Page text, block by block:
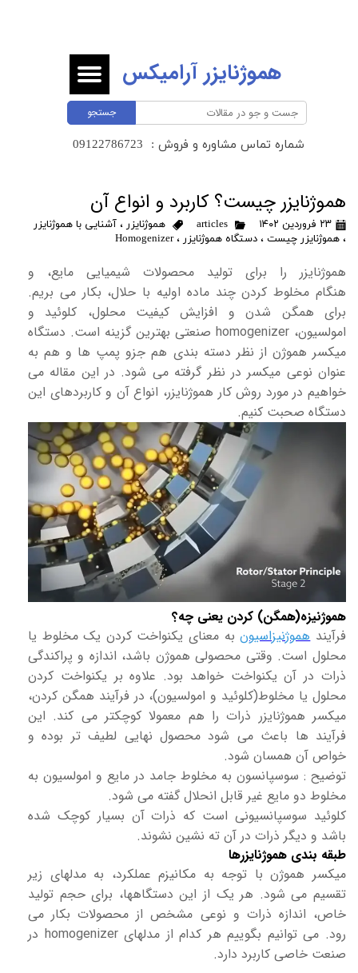
جستجو
هموژنایزر آرامیکس
شماره تماس مشاوره و فروش :
هموژنایزر چیست؟ کاربرد و انواع آن
۲۳ فروردین ۱۴۰۲ articles هموژنایزر ، آشنایی با هموژنایزر
، هموژنایزر چیست ، دستگاه هموژنایزر ،Homogenizer
هموژنایزر را برای تولید محصولات شیمیایی مایع، و
هنگام مخلوط کردن چند ماده اولیه با حلال، بکار می بریم.
برای همگن شدن و افزایش کیفیت محلول، کلوئید و
امولسیون، homogenizer صنعتی بهترین گزینه است. دستگاه
میکسر هموژن از نظر دسته بندی هم جزو پمپ ها و هم به
عنوان نوعی میکسر در نظر گرفته می شود. در این مقاله می
خواهیم در مورد روش کار هموژنایزر، انواع آن و کاربردهای این
دستگاه صحبت کنیم.
هموژنیزه(همگن) کردن یعنی چه؟
فرآیندهموژنیزاسیونبه معنای یکنواخت کردن یک مخلوط یا
محلول است. وقتی محصولی هموژن باشد، اندازه و پراکندگی
ذرات در آن یکنواخت خواهد بود. علاوه بر یکنواخت کردن
محلول یا مخلوط(کلوئید و امولسیون)، در فرآیند همگن کردن،
میکسر هموژنایزر ذرات را هم معمولا کوچکتر می کند. این
فرآیند ها باعث می شود محصول نهایی لطیف تر بوده و
خواص آن همسان شود.
توضیح : سوسپانسون به مخلوط جامد در مایع و امولسیون به
مخلوط دو مایع غیر قابل انحلال گفته می شود.
کلوئید سوسپانسیونی است که ذرات آن بسیار کوچک شده
باشد و دیگر ذرات در آن ته نشین نشوند.
طبقه بندی هموژنایزرها
میکسر هموژن با توجه به مکانیزم عملکرد، به مدلهای زیر
تقسیم می شود. هر یک از این دستگاهها، برای حجم تولید
خاص، اندازه ذرات و نوعی مشخص از محصولات بکار می
رود. می توانیم بگوییم هر کدام از مدلهای homogenizer در
صنعت خاصی کاربرد دارد.